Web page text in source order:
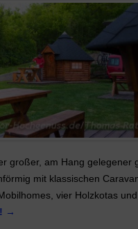
großer, am Hang gelegener
mit klassischen
vier Holzkotas und
→